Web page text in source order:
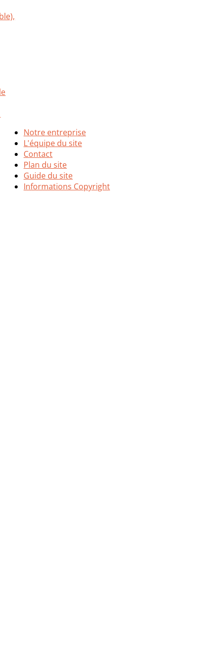
Notre entreprise
L'équipe du site
Contact
Plan du site
Guide du site
Informations Copyright